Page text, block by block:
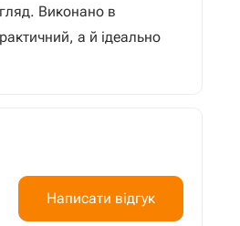
Виконано в
а й ідеально
Написати відгук